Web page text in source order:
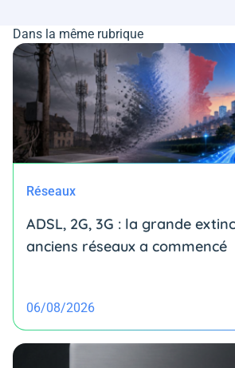
Dans la même rubrique
Réseaux
ADSL, 2G, 3G : la grande
anciens réseaux a commencé
06/08/2026